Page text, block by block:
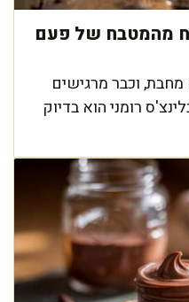
מהמטבח של פעם
וכבר מרגישים
רומני הוא בדיוק